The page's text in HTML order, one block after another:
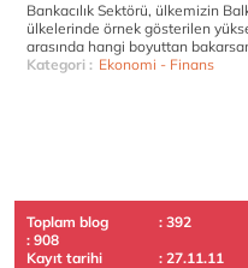
Bankacılık Sektörü, ülkemizin
ülkelerinde örnek gösterilen
arasında hangi boyuttan
Kategori : Ekonomi - Finans
Toplam blog
: 392
: 908
Kayıt tarihi
: 27.11.11